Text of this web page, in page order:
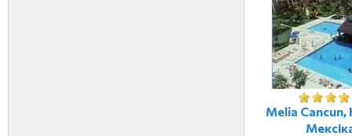
Melia Сancun,